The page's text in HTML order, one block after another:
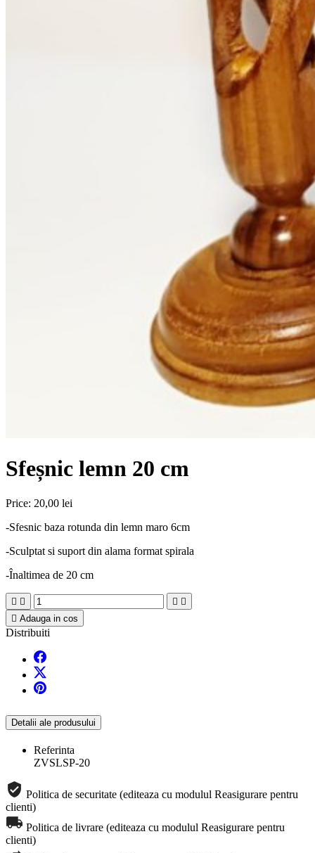
Sfeșnic lemn 20 cm
Price: 20,00 lei
-Sfesnic baza rotunda din lemn maro 6cm
-Sculptat si suport din alama format spirala
-Înaltimea de 20 cm
   
 Adauga in cos
Distribuiti
Detalii ale produsului
Referinta
ZVSLSP-20
Politica de securitate (editeaza cu modulul Reasigurare pentru
clienti)
Politica de livrare (editeaza cu modulul Reasigurare pentru
clienti)